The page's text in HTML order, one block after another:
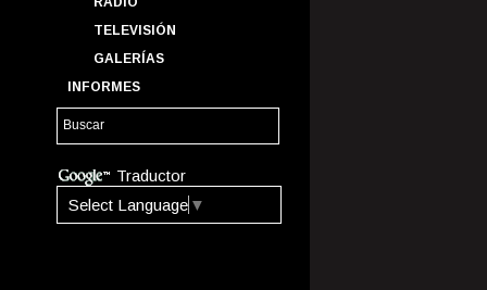
TELEVISIÓN
GALERÍAS
INFORMES
Traductor
Select Language ▼